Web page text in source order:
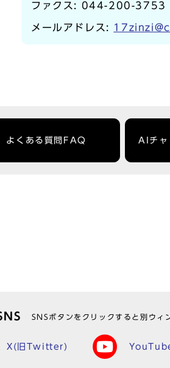
ファクス: 044-200-3753
メールアドレス:
よくある質問FAQ AIチャ
SNSボタンをクリックすると別ウィ
X(旧Twitter)